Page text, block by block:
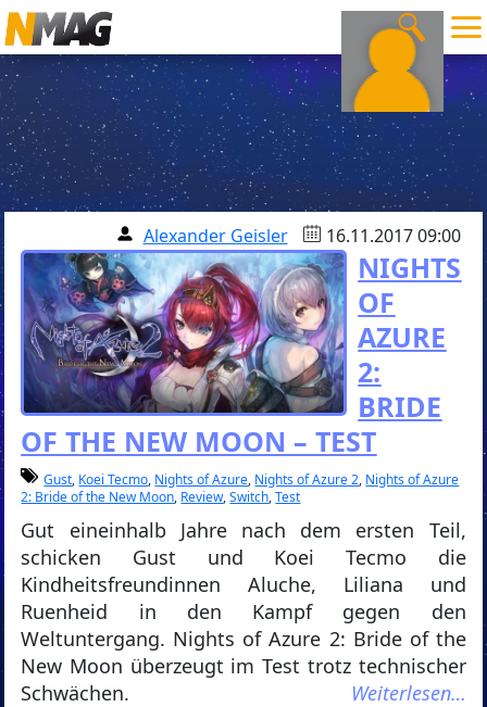
Alexander Geisler 16.11.2017 09:00
NIGHTS
OF
AZURE
2:
BRIDE
OF THE NEW MOON – TEST
Gust, Koei Tecmo, Nights of Azure, Nights of Azure 2, Nights of Azure
2: Bride of the New Moon, Review,Switch,Test
Gut eineinhalb Jahre nach dem ersten Teil,
schicken Gust und Koei Tecmo die
Kindheitsfreundinnen Aluche, Liliana und
Ruenheid in den Kampf gegen den
Weltuntergang. Nights of Azure 2: Bride of the
New Moon überzeugt im Test trotz technischer
Schwächen.
Weiterlesen…